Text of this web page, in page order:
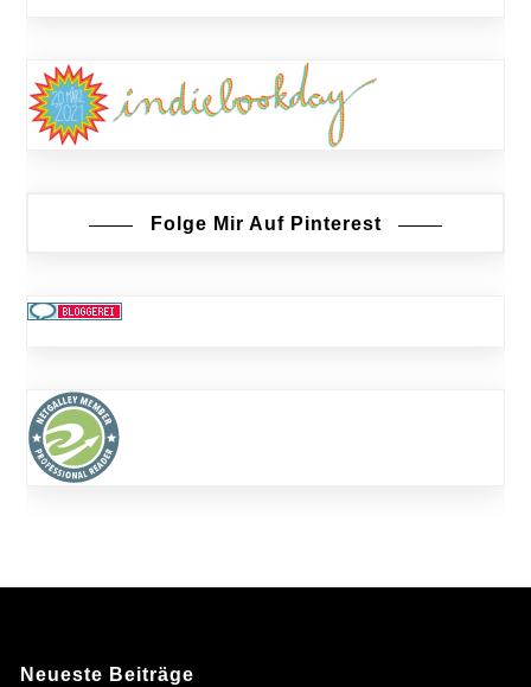
Folge Mir Auf Pinterest
Neueste Beiträge